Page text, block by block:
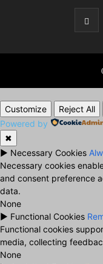
Customize Reject All
Powered by
✖
► Necessary Cookies
Necessary cookies
and consent preference
data.
None
► Functional Cookies
Functional cookies
media, collecting
None